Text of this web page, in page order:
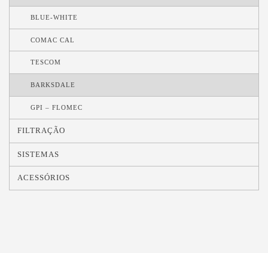
BLUE-WHITE
COMAC CAL
TESCOM
BARKSDALE
GPI – FLOMEC
FILTRAÇÃO
SISTEMAS
ACESSÓRIOS